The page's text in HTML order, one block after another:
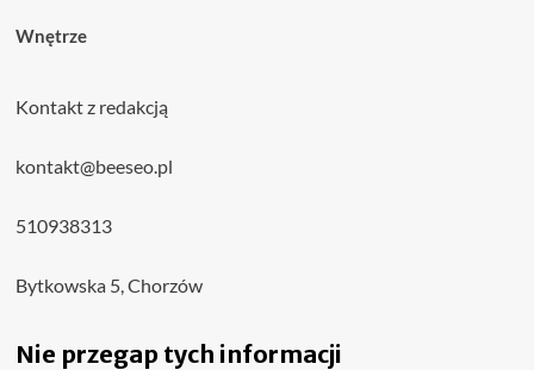
Wnętrze
Kontakt z redakcją
kontakt@beeseo.pl
510938313
Bytkowska 5, Chorzów
Nie przegap tych informacji